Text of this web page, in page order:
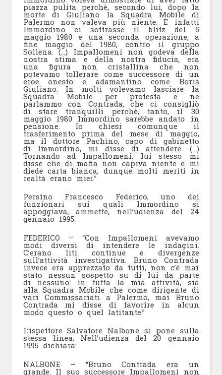
piazza pulita perchè, secondo lui, dopo la
morte di Giuliano la Squadra Mobile di
Palermo non valeva più niente. E infatti
Immordino ci sottrasse il blitz del 5
maggio 1980 e una seconda operazione, a
fine maggio del 1980, contro il gruppo
Sollena. (…) Impallomeni non godeva della
nostra stima e della nostra fiducia, era
una figura non cristallina che non
potevamo tollerare come successore di un
eroe onesto e adamantino come Boris
Giuliano. In molti volevamo lasciare la
Squadra Mobile per protesta e ne
parlammo con Contrada, che ci consigliò
di stare tranquilli perchè, tanto, il 30
maggio 1980 Immordino sarebbe andato in
pensione. Io chiesi comunque il
trasferimento prima del mese di maggio,
ma il dottore Pachino, capo di gabinetto
di Immordino, mi disse di attendere. (…)
Tornando ad Impallomeni, lui stesso mi
disse che di mafia non capiva niente e mi
diede carta bianca, dunque molti meriti in
realtà erano miei.”
Persino Francesco Federico, uno dei
funzionari sui quali Immordino si
appoggiava, ammette, nell’udienza del 24
gennaio 1995:
FEDERICO – “Con Impallomeni avevamo
modi diversi di intendere le indagini.
C’erano liti continue e divergenze
sull’attività investigativa. Bruno Contrada
invece era apprezzato da tutti, non c’è mai
stato nessun sospetto su di lui da parte
di nessuno: in tutta la mia attività, sia
alla Squadra Mobile che come dirigente di
vari Commissariati a Palermo, mai Bruno
Contrada mi disse di favorire in alcun
modo questo o quel latitante.”
L’ispettore Salvatore Nalbone si pone sulla
stessa linea. Nell’udienza del 20 gennaio
1995 dichiara:
NALBONE – “Bruno Contrada era un
grande. Il suo successore Impallomeni non